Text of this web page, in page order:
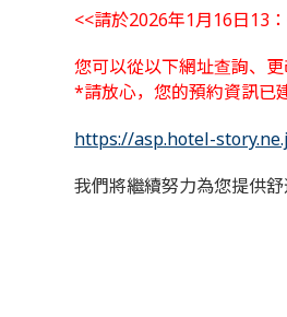
<<請於2026年1月16日13
您可以從以下網址查詢、更
*請放心，您的預約資訊已
https://asp.hotel-
我們將繼續努力為您提供